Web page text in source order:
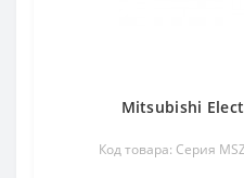
Mitsubishi
Код товара: Серия